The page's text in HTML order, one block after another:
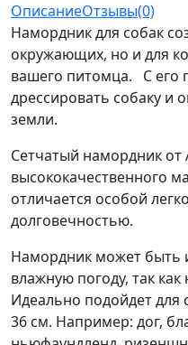
ОписаниеОтзывы(0)
Намордник для собак
окружающих, но и для
вашего питомца. С
дрессировать собаку и
земли.
Сетчатый намордник
высококачественного
отличается особой
долговечностью.
Намордник может быть
влажную погоду, так
Идеально подойдет для
36 см. Например: дог,